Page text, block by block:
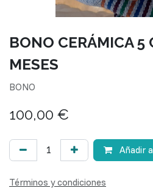
BONO CERÁMICA
MESES
BONO
100,00 €
Añadir
Términos y condiciones